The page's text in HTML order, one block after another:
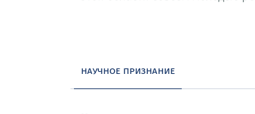
научное признание